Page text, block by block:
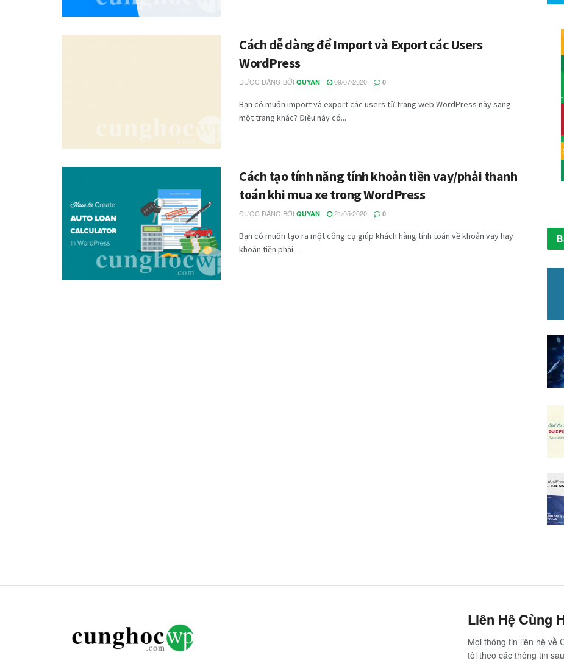
Cách dễ dàng để Import và Export các Users
WordPress
ĐƯỢC ĐĂNG BỞI QUYAN 09/07/2020 0
Bạn có muốn import và export các users từ trang web WordPress này sang
một trang khác? Điều này có...
Cách tạo tính năng tính khoản tiền vay/phải thanh
toán khi mua xe trong WordPress
ĐƯỢC ĐĂNG BỞI QUYAN 21/05/2020 0
Bạn có muốn tạo ra một công cụ giúp khách hàng tính toán về khoản vay hay
khoản tiền phải...
Liên Hệ Cùng
Mọi thông tin liên hệ về
tôi theo các thông tin